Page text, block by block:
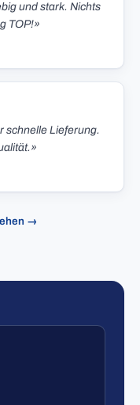
und stark. Nichts
TOP!»
schnelle Lieferung.
→